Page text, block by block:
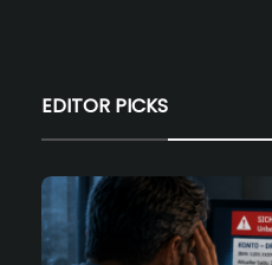
EDITOR PICKS